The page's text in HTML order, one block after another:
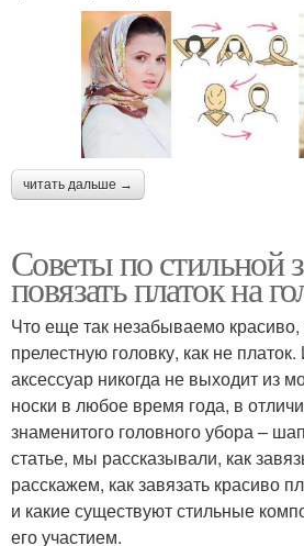
читать дальше →
Советы по стильной
повязать платок на
Что еще так незабываемо
прелестную головку, как не
аксессуар никогда не выходит из
носки в любое время года, в
знаменитого головного убора –
статье, мы рассказывали, как
расскажем, как завязать красиво
и какие существуют стильные
его участием.